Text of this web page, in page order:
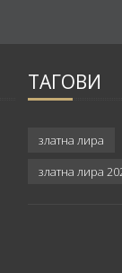
ТАГОВИ
златна лира
златна лира